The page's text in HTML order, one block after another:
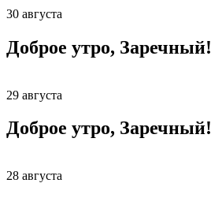
30 августа
Доброе утро, Заречный!
29 августа
Доброе утро, Заречный!
28 августа